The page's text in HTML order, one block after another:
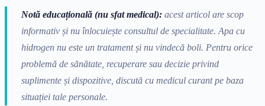
Notă educațională (nu sfat medical): acest articol are scop
informativ și nu înlocuiește consultul de specialitate. Apa cu
hidrogen nu este un tratament și nu vindecă boli. Pentru orice
problemă de sănătate, recuperare sau decizie privind
suplimente și dispozitive, discută cu medicul curant pe baza
situației tale personale.